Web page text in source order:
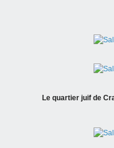
Le quartier juif de